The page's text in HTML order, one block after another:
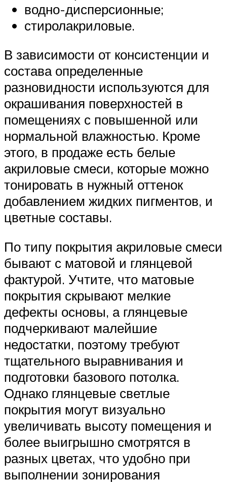
водно-дисперсионные;
стиролакриловые.
В зависимости от консистенции и
состава определенные
разновидности используются для
окрашивания поверхностей в
помещениях с повышенной или
нормальной влажностью. Кроме
этого, в продаже есть белые
акриловые смеси, которые можно
тонировать в нужный оттенок
добавлением жидких пигментов, и
цветные составы.
По типу покрытия акриловые смеси
бывают с матовой и глянцевой
фактурой. Учтите, что матовые
покрытия скрывают мелкие
дефекты основы, а глянцевые
подчеркивают малейшие
недостатки, поэтому требуют
тщательного выравнивания и
подготовки базового потолка.
Однако глянцевые светлые
покрытия могут визуально
увеличивать высоту помещения и
более выигрышно смотрятся в
разных цветах, что удобно при
выполнении зонирования